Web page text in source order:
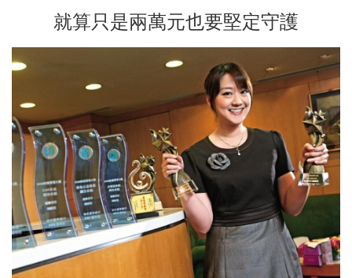
就算只是兩萬元也要堅定守護